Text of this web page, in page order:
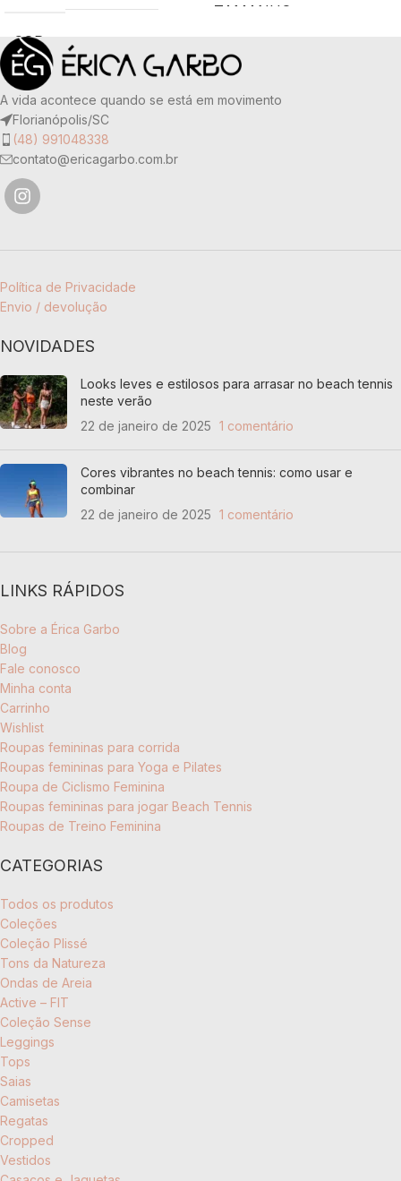
COR Branco
TAMANHO M
TECIDO
90% poliamida e 10% elastano
TAMANHO
COR
A vida acontece quando se está em movimento
Florianópolis/SC
(48) 991048338
contato@ericagarbo.com.br
Política de Privacidade
Envio / devolução
NOVIDADES
Looks leves e estilosos para arrasar no beach tennis
neste verão
22 de janeiro de 2025 1 comentário
Cores vibrantes no beach tennis: como usar e
combinar
22 de janeiro de 2025 1 comentário
LINKS RÁPIDOS
Sobre a Érica Garbo
Blog
Fale conosco
Minha conta
Carrinho
Wishlist
Roupas femininas para corrida
Roupas femininas para Yoga e Pilates
Roupa de Ciclismo Feminina
Roupas femininas para jogar Beach Tennis
Roupas de Treino Feminina
CATEGORIAS
Todos os produtos
Coleções
Coleção Plissé
Tons da Natureza
Ondas de Areia
Active – FIT
Coleção Sense
Leggings
Tops
Saias
Camisetas
Regatas
Cropped
Vestidos